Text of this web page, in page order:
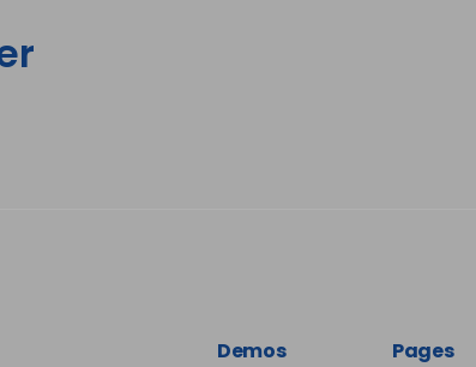
Demos Pages